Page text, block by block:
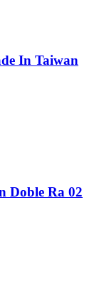
In Taiwan
Doble Ra 02